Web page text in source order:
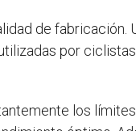
de
por
los